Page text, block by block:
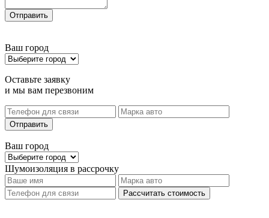
Отправить
Ваш город
Оставьте заявку
и мы вам перезвоним
Отправить
Ваш город
Шумоизоляция в рассрочку
Рассчитать стоимость